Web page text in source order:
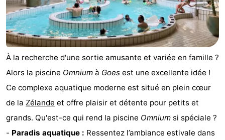
guidées
Sports
-
Piscines
-
du
vélo
Randonnée
-
Équitation
-
À la recherche d'une sortie amusante et variée en famille ?
Alors la piscine Omnium à Goes est une excellente idée !
Ce complexe aquatique moderne est situé en plein cœur
de la Zélande et offre plaisir et détente pour petits et
grands. Qu'est-ce qui rend la piscine Omnium si spéciale ?
- Paradis aquatique : Ressentez l’ambiance estivale dans